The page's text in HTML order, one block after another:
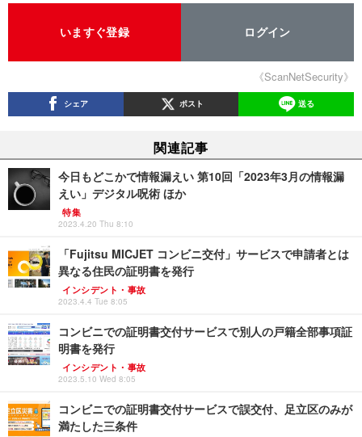
いますぐ登録 ログイン
《ScanNetSecurity》
シェア ポスト 送る
関連記事
今日もどこかで情報漏えい 第10回「2023年3月の情報漏
えい」デジタル呪術 ほか
特集
2023.4.20 Thu 8:10
「Fujitsu MICJET コンビニ交付」サービスで申請者とは
異なる住民の証明書を発行
インシデント・事故
2023.4.4 Tue 8:05
コンビニでの証明書交付サービスで別人の戸籍全部事項証
明書を発行
インシデント・事故
2023.5.10 Wed 8:05
コンビニでの証明書交付サービスで誤交付、足立区のみが
満たした三条件